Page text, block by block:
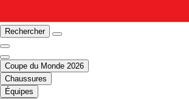
Rechercher
Coupe du Monde 2026
Chaussures
Équipes